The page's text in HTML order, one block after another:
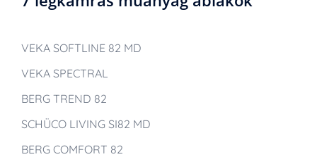
VEKA SOFTLINE 82 MD
VEKA SPECTRAL
BERG TREND 82
SCHÜCO LIVING SI82 MD
BERG COMFORT 82